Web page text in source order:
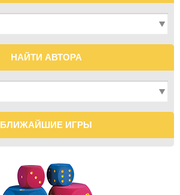
НАЙТИ АВТОРА
БЛИЖАЙШИЕ ИГРЫ